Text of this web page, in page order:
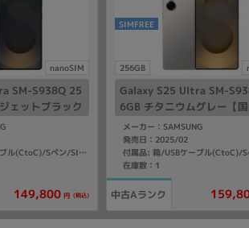
nanoSIM
SM-S938Q 25
ェットブラック
】
付属品: 箱/USBケーブル(CtoC)/Sペン/SIM取り出し用ピン/マニュアル
149,800 円 (税込)
256GB
SIMFREE
Galaxy S25 Ultra SM-
6GB チタニウムグレー【
IMフリー】
メーカー：SAMSUNG
発売日：2025/02
在庫数：1
中古Aランク